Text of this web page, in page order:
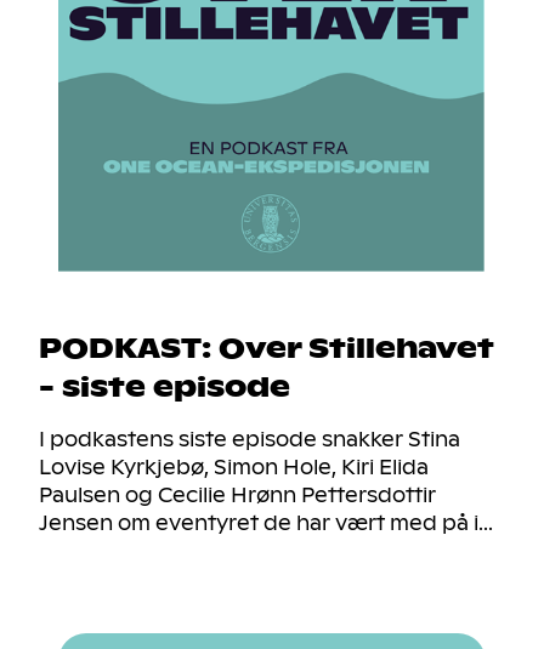
PODKAST: Over Stillehavet
- siste episode
I podkastens siste episode snakker Stina
Lovise Kyrkjebø, Simon Hole, Kiri Elida
Paulsen og Cecilie Hrønn Pettersdottir
Jensen om eventyret de har vært med på i...